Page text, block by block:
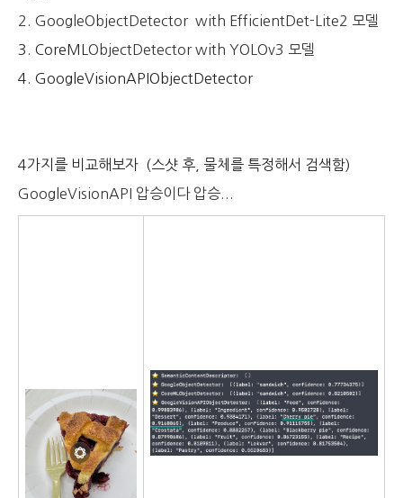
2. GoogleObjectDetector with EfficientDet-Lite2 모델
3. CoreML Object Detectorwith YOLOv3 모델
4. GoogleVisionAPIObjectDetector
4가지를 비교해보자 (스샷 후, 물체를 특정해서 검색함)
GoogleVisionAPI 압승이다 압승...